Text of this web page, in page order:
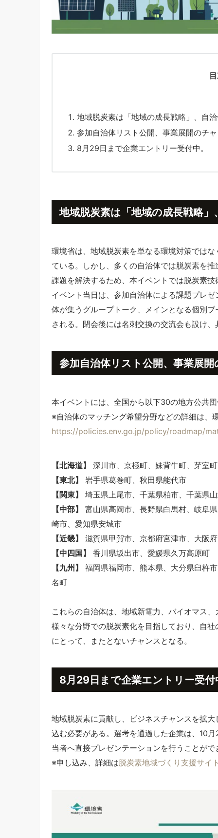
地域脱炭素は「地域の成長戦略」、自
参加自治体リスト公開、事業展開のチ
8月29日まで企業エントリー受付中。
地域脱炭素は「地域の成長戦略
環境省は、地域脱炭素を単なる環境対策では
ている。しかし、多くの自治体では脱炭素を
課題を解決するため、本イベントでは脱炭素
イベント当日は、参加自治体による課題プレ
体が集うグループトーク、メインとなる個別
される。閉会後には名刺交換の交流会も設け
参加自治体リスト公開、事業展
本イベントには、全国から以下30の地方公共
※自治体のマッチング希望分野などの詳細は、
https://policies.env.go.jp/policy/roadmap/
【北海道】
深川市、京極町、妹背牛町、芽室町
【東北】
岩手県葛巻町、秋田県能代市
【関東】
埼玉県上尾市、千葉県柏市、千葉県
【中部】
富山県高岡市、長野県白馬村、岐阜
崎市、愛知県安城市
【近畿】
滋賀県甲賀市、京都府宮津市、大阪
【中四国】
香川県坂出市、愛媛県久万高原町
【九州】
福岡県福岡市、熊本県、大分県臼杵
名町
これらの自治体は、地域新電力、バイオマス
様々な分野での脱炭素化を目指しており、自
にとって、またとないチャンスとなる。
8月29日まで企業エントリー受付
地域脱炭素に貢献し、ビジネスチャンスを拡
込む必要がある。選考を通過した企業は、10
当者へ直接プレゼンテーションを行うことがで
※申し込み、詳細は脱炭素地域づくり支援サイ